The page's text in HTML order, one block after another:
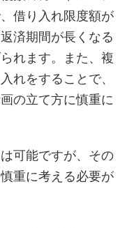
借り入れ限度額が
済期間が長くなる
れます。また、複
れをすることで、
の立て方に慎重に
可能ですが、その
重に考える必要が